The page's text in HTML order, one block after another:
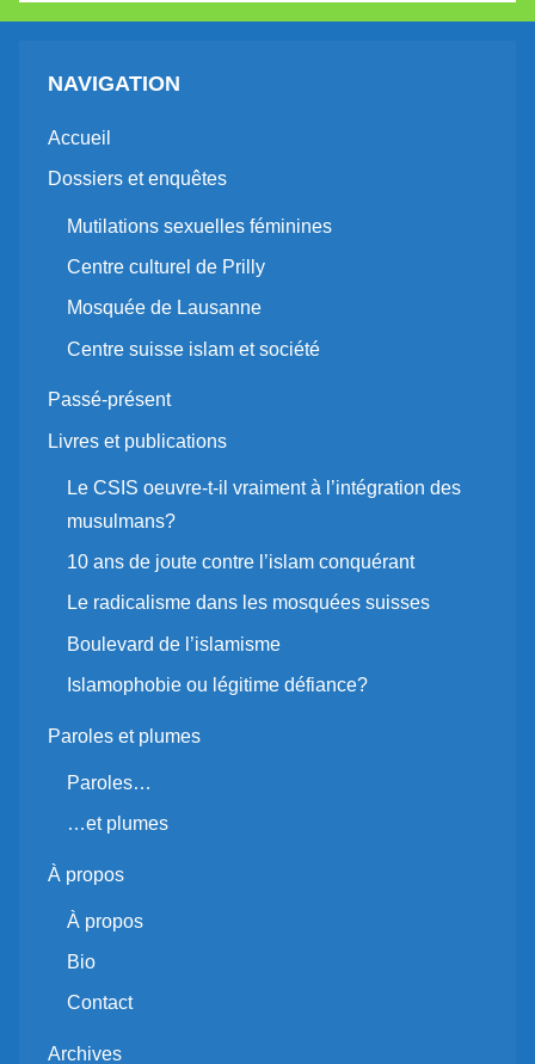
NAVIGATION
Accueil
Dossiers et enquêtes
Mutilations sexuelles féminines
Centre culturel de Prilly
Mosquée de Lausanne
Centre suisse islam et société
Passé-présent
Livres et publications
Le CSIS oeuvre-t-il vraiment à l’intégration des
musulmans?
10 ans de joute contre l’islam conquérant
Le radicalisme dans les mosquées suisses
Boulevard de l’islamisme
Islamophobie ou légitime défiance?
Paroles et plumes
Paroles…
…et plumes
À propos
À propos
Bio
Contact
Archives